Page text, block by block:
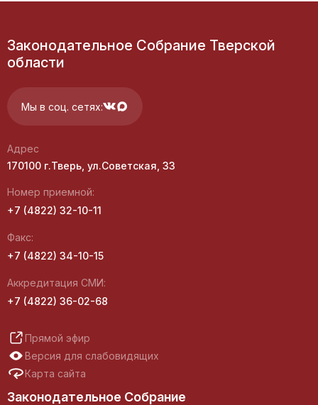
Законодательное Собрание Тверской
области
Мы в соц. сетях:
Адрес
170100 г.Тверь, ул.Советская, 33
Номер приемной:
+7 (4822) 32-10-11
Факс:
+7 (4822) 34-10-15
Аккредитация СМИ:
+7 (4822) 36-02-68
Прямой эфир
Версия для слабовидящих
Карта сайта
Законодательное Собрание